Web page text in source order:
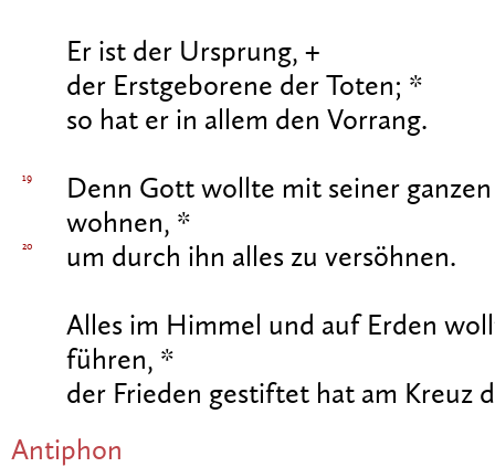
Er ist der Ursprung, +
der Erstgeborene der Toten; *
so hat er in allem den Vorrang.
19
Denn Gott wollte mit seiner
wohnen, *
20 um durch ihn alles zu versöhnen.
Alles im Himmel und auf Erden
führen, *
der Frieden gestiftet hat am Kreuz
Antiphon